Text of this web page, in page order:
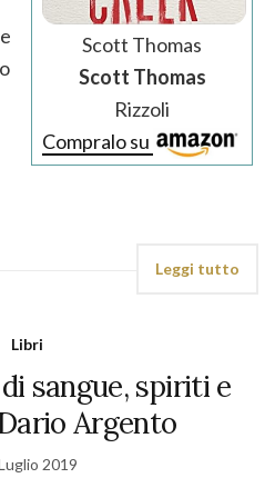
Scott Thomas
Scott Thomas
Rizzoli
Compralo su
Leggi tutto
Libri
sangue, spiriti e
Argento
2019